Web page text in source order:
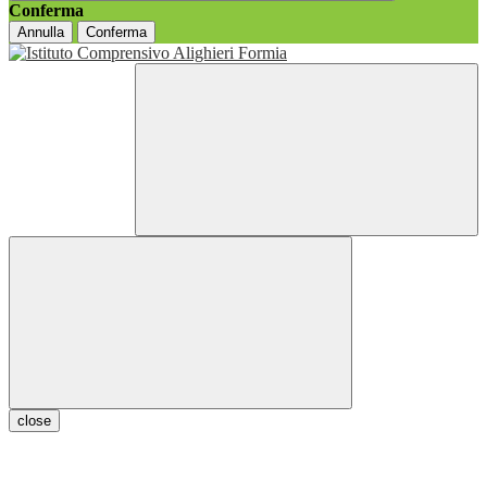
Conferma
Annulla Conferma
close